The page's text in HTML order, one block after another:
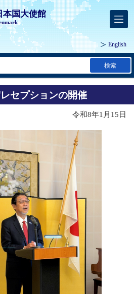
本国大使館
English
検索
セプションの開催
令和8年1月15日